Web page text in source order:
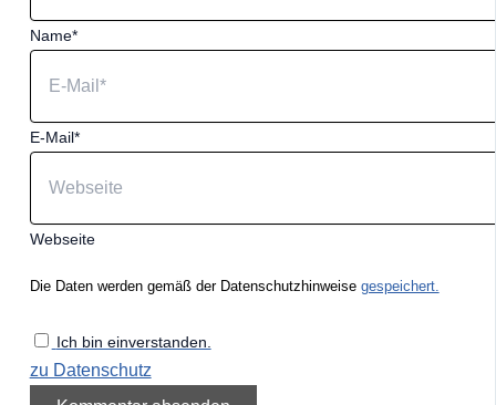
Name*
E-Mail*
Webseite
Die Daten werden gemäß der Datenschutzhinweise gespeichert.
Ich bin einverstanden.
zu Datenschutz